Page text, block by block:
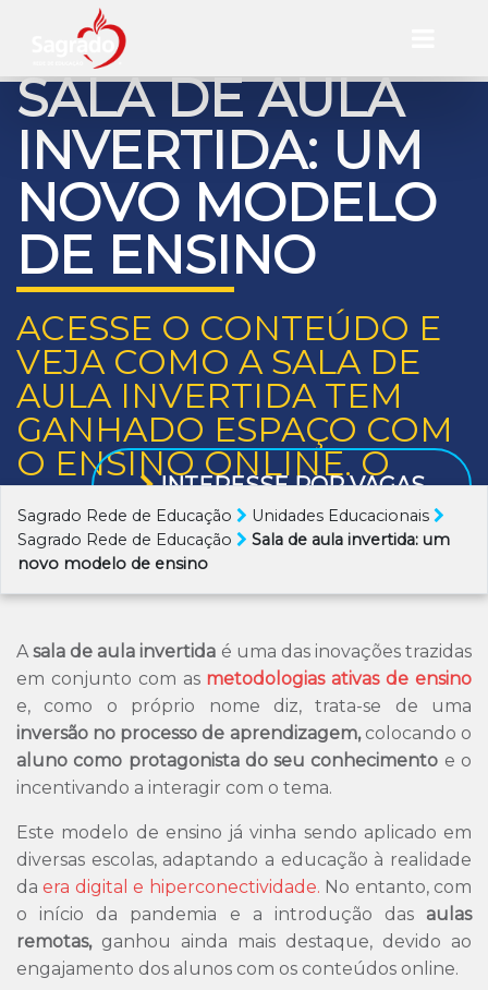
SALA DE AULA
INVERTIDA: UM
NOVO MODELO
DE ENSINO
ACESSE O CONTEÚDO E
VEJA COMO A SALA DE
AULA INVERTIDA TEM
GANHADO ESPAÇO COM
O ENSINO ONLINE. O
QUE FAZ O ALUNO SE
TORNAR PROTAGONISTA
DO CONHECIMENTO?
INTERESSE POR VAGAS
Sagrado Rede de Educação
Unidades Educacionais
Sagrado Rede de Educação
Sala de aula invertida: um
novo modelo de ensino
Asala de aula invertida é uma das inovações trazidas
em conjunto com as metodologias ativas de ensino
e, como o próprio nome diz, trata-se de uma
inversão no processo de aprendizagem,colocando o
aluno como protagonista do seu conhecimento e o
incentivando a interagir com o tema.
Este modelo de ensino já vinha sendo aplicado em
diversas escolas, adaptando a educação à realidade
daera digital e hiperconectividade. No entanto, com
o início da pandemia e a introdução das aulas
remotas,ganhou ainda mais destaque, devido ao
engajamento dos alunos com os conteúdos online.